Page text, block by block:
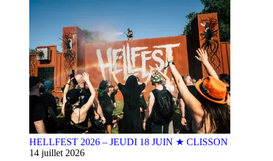
HELLFEST 2026 – JEUDI 18 JUIN ★ CLISSON
14 juillet 2026